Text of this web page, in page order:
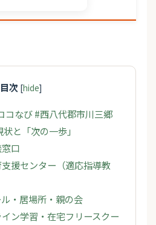
目次 [hide]
コなび #西八代郡市川三郷
と「次の一歩」
口
援センター（適応指導教
・居場所・親の会
ン学習・在宅フリースクー